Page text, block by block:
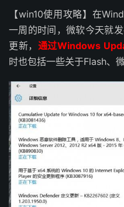
【win10使用攻略】在
一周的时间，微软今天就
更新， 通过Windows
时也包括一些关于Flash、